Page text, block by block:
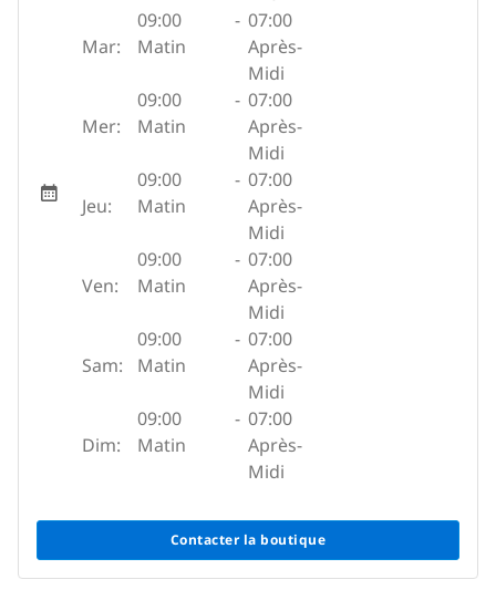
Mar:
09:00
Matin
- 07:00
Après-
Midi
Mer:
09:00
Matin
- 07:00
Après-
Midi
Jeu:
09:00
Matin
- 07:00
Après-
Midi
Ven:
09:00
Matin
- 07:00
Après-
Midi
Sam:
09:00
Matin
- 07:00
Après-
Midi
Dim:
09:00
Matin
- 07:00
Après-
Midi
Contacter la boutique